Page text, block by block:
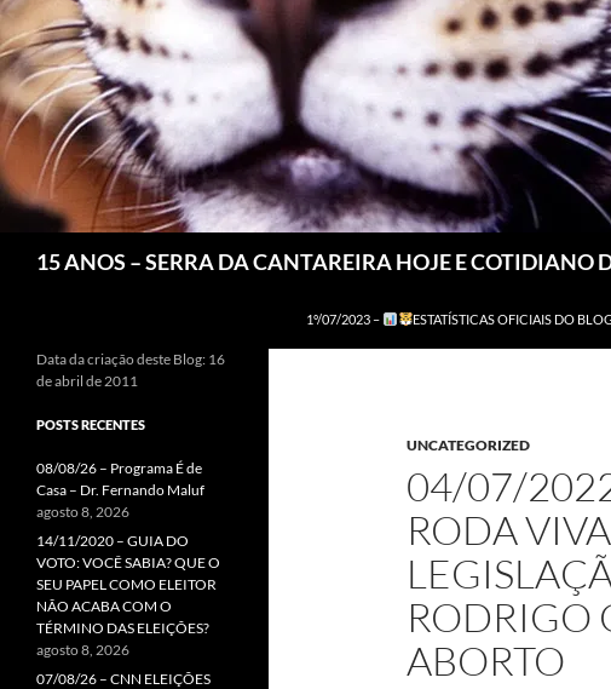
15 ANOS – SERRA DA CANTAREIRA HOJE E COTIDIANO
1º/07/2023 – ESTATÍSTICAS OFICIAIS DO
UNCATEGORIZED
04/07/
RODA
RODRIGO
ABORTO
Data da criação deste Blog: 16
de abril de 2011
POSTS RECENTES
08/08/26 – Programa É de
Casa – Dr. Fernando Maluf
agosto 8, 2026
14/11/2020 – GUIA DO
VOTO: VOCÊ SABIA? QUE O
SEU PAPEL COMO ELEITOR
NÃO ACABA COM O
TÉRMINO DAS ELEIÇÕES?
agosto 8, 2026
07/08/26 – CNN ELEIÇÕES